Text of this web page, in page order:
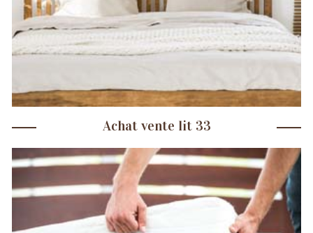
Achat vente lit 33